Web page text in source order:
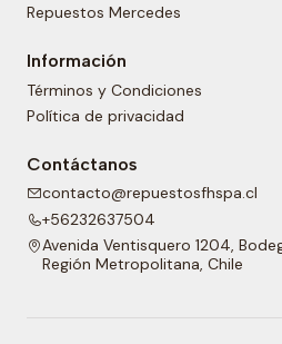
Repuestos Mercedes
Información
Términos y Condiciones
Política de privacidad
Contáctanos
contacto@repuestosfhspa.cl
+56232637504
Avenida Ventisquero 1204,
Región Metropolitana, Chile